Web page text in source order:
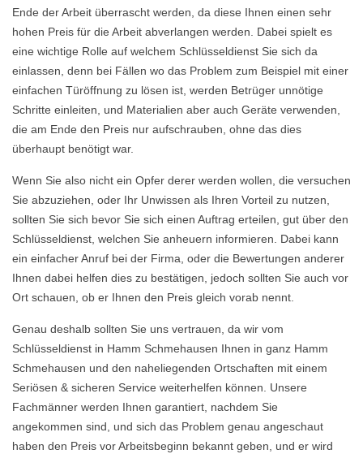
Ende der Arbeit überrascht werden, da diese Ihnen einen sehr
hohen Preis für die Arbeit abverlangen werden. Dabei spielt es
eine wichtige Rolle auf welchem Schlüsseldienst Sie sich da
einlassen, denn bei Fällen wo das Problem zum Beispiel mit einer
einfachen Türöffnung zu lösen ist, werden Betrüger unnötige
Schritte einleiten, und Materialien aber auch Geräte verwenden,
die am Ende den Preis nur aufschrauben, ohne das dies
überhaupt benötigt war.
Wenn Sie also nicht ein Opfer derer werden wollen, die versuchen
Sie abzuziehen, oder Ihr Unwissen als Ihren Vorteil zu nutzen,
sollten Sie sich bevor Sie sich einen Auftrag erteilen, gut über den
Schlüsseldienst, welchen Sie anheuern informieren. Dabei kann
ein einfacher Anruf bei der Firma, oder die Bewertungen anderer
Ihnen dabei helfen dies zu bestätigen, jedoch sollten Sie auch vor
Ort schauen, ob er Ihnen den Preis gleich vorab nennt.
Genau deshalb sollten Sie uns vertrauen, da wir vom
Schlüsseldienst in Hamm Schmehausen Ihnen in ganz Hamm
Schmehausen und den naheliegenden Ortschaften mit einem
Seriösen & sicheren Service weiterhelfen können. Unsere
Fachmänner werden Ihnen garantiert, nachdem Sie
angekommen sind, und sich das Problem genau angeschaut
haben den Preis vor Arbeitsbeginn bekannt geben, und er wird